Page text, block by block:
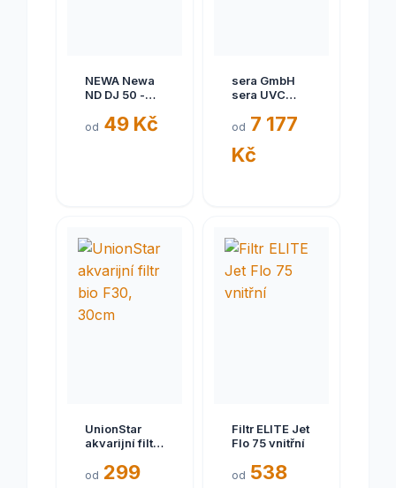
NEWA Newa
ND DJ 50 -
mech.filt.
od 49 Kč
sera GmbH
sera UVC
od 7 177
Kč
UnionStar
akvarijní filtr
30cm
od 299
Filtr ELITE Jet
Flo 75 vnitřní
od 538